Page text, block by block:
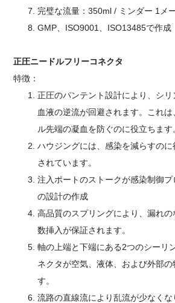
完璧な流量：350ml / ミンダー 1メ
GMP、ISO9001、ISO13485で作成
正圧ニードルフリーコネクタ
特徴：
正圧のパンテント設計により、シ
血液の逆流が回避されます。これ
ル先端の凝血を防ぐのに役立ちます
ハウジングには、感染を減らすの
されています。
注入ポートのストークが感染制御
の設計の作成
高品質のスプリングにより、漏れ
数挿入が保証されます。
軸の上端と下端にある2つのシーリ
ネクタが空気、液体、および外部の
す。
流路の直線流により乱流が少なく